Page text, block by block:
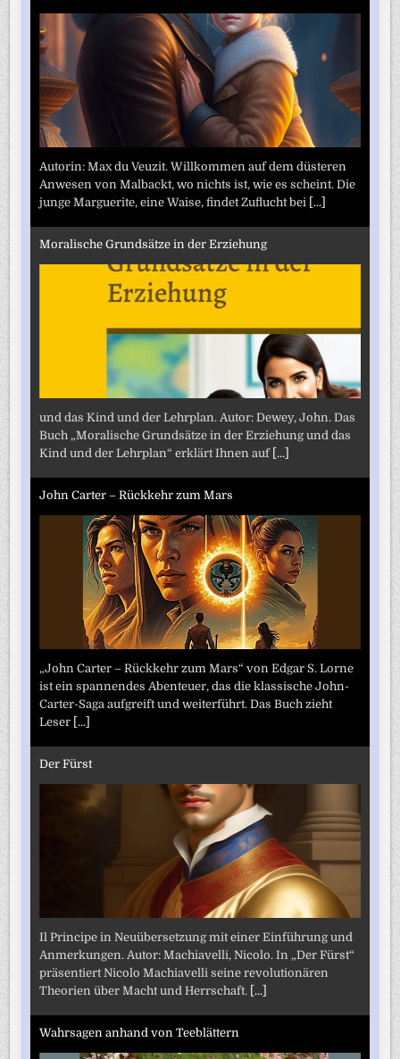
Autorin: Max du Veuzit. Willkommen auf dem düsteren
Anwesen von Malbackt, wo nichts ist, wie es scheint. Die
junge Marguerite, eine Waise, findet Zuflucht bei [...]
Moralische Grundsätze in der Erziehung
und das Kind und der Lehrplan. Autor: Dewey, John. Das
Buch „Moralische Grundsätze in der Erziehung und das
Kind und der Lehrplan“ erklärt Ihnen auf [...]
John Carter – Rückkehr zum Mars
„John Carter – Rückkehr zum Mars“ von Edgar S. Lorne
ist ein spannendes Abenteuer, das die klassische John-
Carter-Saga aufgreift und weiterführt. Das Buch zieht
Leser [...]
Der Fürst
Il Principe in Neuübersetzung mit einer Einführung und
Anmerkungen. Autor: Machiavelli, Nicolo. In „Der Fürst“
präsentiert Nicolo Machiavelli seine revolutionären
Theorien über Macht und Herrschaft. [...]
Wahrsagen anhand von Teeblättern